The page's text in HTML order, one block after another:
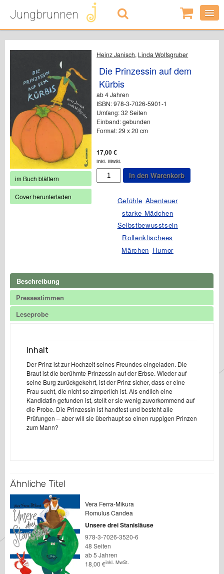
Jungbrunnen
0
Artikel
-
0,00
im Buch blättern
Cover herunterladen
Heinz Janisch, Linda Wolfsgruber
Die Prinzessin auf dem
Kürbis
ab 4 Jahren
ISBN: 978-3-7026-5901-1
Umfang: 32 Seiten
Einband: gebunden
Format: 29 x 20 cm
17,00€
inkl. MwSt.
Prinzessin
In den Warenkorb
Gefühle Abenteuer
starke Mädchen
Selbstbewusstsein
Rollenklischees
Märchen Humor
Beschreibung
Pressestimmen
Leseprobe
Inhalt
Der Prinz ist zur Hochzeit seines Freundes eingeladen. Die
Braut ist die berühmte Prinzessin auf der Erbse. Wieder auf
seine Burg zurückgekehrt, ist der Prinz sicher, dass er eine
Frau sucht, die nicht so zimperlich ist. Als endlich eine
Kandidatin gefunden ist, stellt er sie wenig zuvorkommend auf
die Probe. Die Prinzessin ist handfest und besteht alle
Prüfungen – aber will sie überhaupt so einen ruppigen Prinzen
zum Mann?
Ähnliche Titel
Vera Ferra-Mikura
Romulus Candea
Unsere drei Stanisläuse
978-3-7026-3520-6
48 Seiten
ab 5 Jahren
18,00 €inkl. MwSt.